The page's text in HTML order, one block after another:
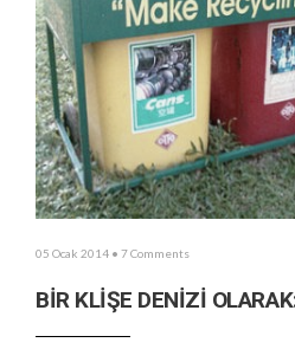
05 Ocak 2014 • 7 Comments
BİR KLİŞE DENİZİ